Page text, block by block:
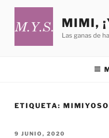
Saltar
contenido
MIMI,
Las ganas de
ETIQUETA:
PUBLICADO
9 JUNIO, 2020